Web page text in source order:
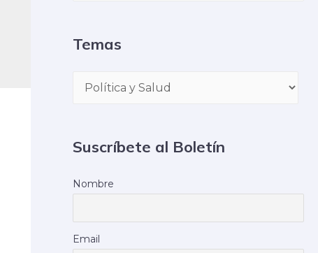
Temas
Suscríbete al Boletín
Nombre
Email